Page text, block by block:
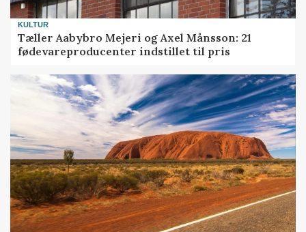
KULTUR
Tæller Aabybro Mejeri og Axel Månsson: 21
fødevareproducenter indstillet til pris